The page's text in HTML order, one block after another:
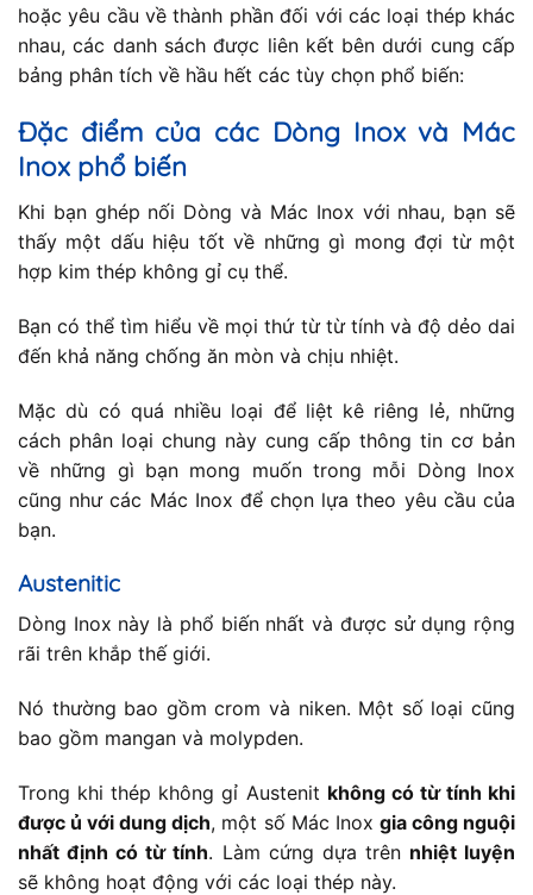
hoặc yêu cầu về thành phần đối với các loại thép khác
nhau, các danh sách được liên kết bên dưới cung cấp
bảng phân tích về hầu hết các tùy chọn phổ biến:
Đặc điểm của các Dòng Inox và Mác
Inox phổ biến
Khi bạn ghép nối Dòng và Mác Inox với nhau, bạn sẽ
thấy một dấu hiệu tốt về những gì mong đợi từ một
hợp kim thép không gỉ cụ thể.
Bạn có thể tìm hiểu về mọi thứ từ từ tính và độ dẻo dai
đến khả năng chống ăn mòn và chịu nhiệt.
Mặc dù có quá nhiều loại để liệt kê riêng lẻ, những
cách phân loại chung này cung cấp thông tin cơ bản
về những gì bạn mong muốn trong mỗi Dòng Inox
cũng như các Mác Inox để chọn lựa theo yêu cầu của
bạn.
Austenitic
Dòng Inox này là phổ biến nhất và được sử dụng rộng
rãi trên khắp thế giới.
Nó thường bao gồm crom và niken. Một số loại cũng
bao gồm mangan và molypden.
Trong khi thép không gỉ Austenit không có từ tính khi
được ủ với dung dịch, một số Mác Inox gia công nguội
nhất định có từ tính. Làm cứng dựa trên nhiệt luyện
sẽ không hoạt động với các loại thép này.